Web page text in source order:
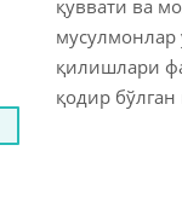
қуввати ва
қилишлари
қодир